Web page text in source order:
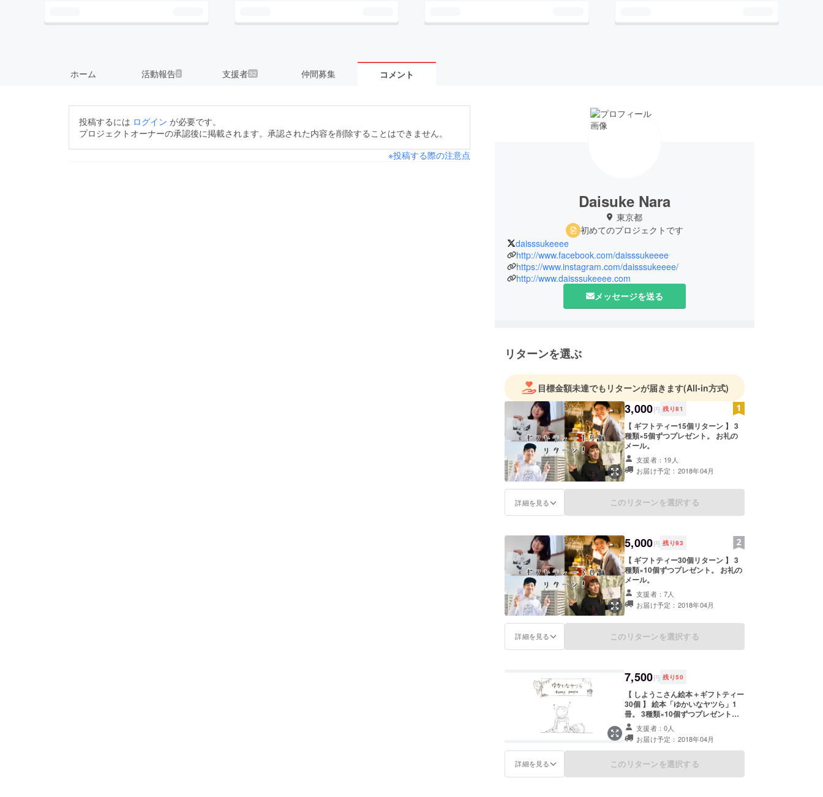
ホーム 活動報告2 支援者32 仲間募集 コメント
投稿するには ログイン が必要です。
プロジェクトオーナーの承認後に掲載されます。承認された内容を削除することはできません。
※投稿する際の注意点
Daisuke Nara
東京都
初めてのプロジェクトです
daisssukeeee
http://www.facebook.com/daisssukeeee
https://www.instagram.com/daisssukeeee/
http://www.daisssukeeee.com
メッセージを送る
リターンを選ぶ
目標金額未達でもリターンが届きます(All-in方式)
3,000円 残り81
【 ギフトティー15個リターン 】 3
種類×5個ずつプレゼント。 お礼の
メール。
支援者：19人
お届け予定：2018年04月
詳細を見る このリターンを選択する
5,000円 残り93
【 ギフトティー30個リターン 】 3
種類×10個ずつプレゼント。 お礼の
メール。
支援者：7人
お届け予定：2018年04月
詳細を見る このリターンを選択する
7,500円 残り50
【 しようこさん絵本＋ギフトティー
30個 】 絵本「ゆかいなヤツら」1
冊。 3種類×10個ずつプレゼント。
お礼のメール。
支援者：0人
お届け予定：2018年04月
詳細を見る このリターンを選択する